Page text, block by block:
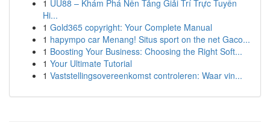
1 UU88 – Khám Phá Nền Tảng Giải Trí Trực Tuyến
Hi...
1 Gold365 copyright: Your Complete Manual
1 hapympo car Menang! Situs sport on the net Gaco...
1 Boosting Your Business: Choosing the Right Soft...
1 Your Ultimate Tutorial
1 Vaststellingsovereenkomst controleren: Waar vin...